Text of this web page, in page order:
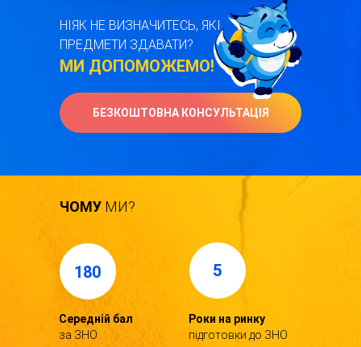
БЕЗКОШТОВНА КОНСУЛЬТАЦІЯ
НІЯК НЕ ВИЗНАЧИТЕСЬ, ЯКІ
ПРЕДМЕТИ ЗДАВАТИ?
МИ ДОПОМОЖЕМО!
ЧОМУ МИ?
Середній бал
за ЗНО
180 5
Роки на ринку
підготовки до ЗНО